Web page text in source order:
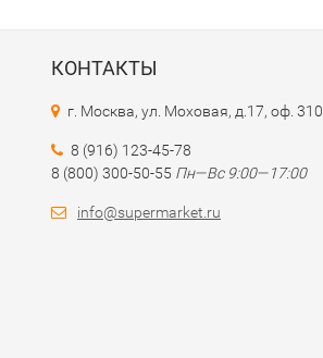
КОНТАКТЫ
г. Москва, ул. Моховая, д.17, оф. 310
8 (916) 123-45-78
8 (800) 300-50-55 Пн—Вс 9:00—17:00
info@supermarket.ru